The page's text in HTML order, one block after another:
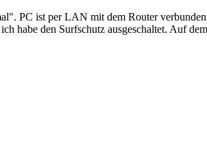
PC ist per LAN mit dem Router
den Surfschutz ausgeschaltet. Auf